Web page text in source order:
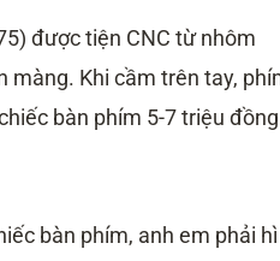
được tiện CNC từ nhôm
màng. Khi cầm trên tay,
bàn phím 5-7 triệu
bàn phím, anh em phải hì